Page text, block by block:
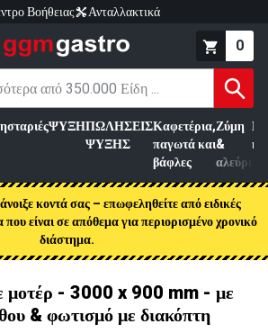
Βοήθειας Ανταλλακτικά
0
ΨΥΞΗΠΩΛΗΣΕΙΣ
ΨΥΞΗΣ
Καφετέρια,
παγωτά και
βάφλες
Ζύμη
&
αλεύρι
κοντά σας – επωφεληθείτε από ειδικές
είναι σε απόθεμα για περιορισμένο χρονικό
διάστημα.
μοτέρ - 3000 x 900 mm - με
& φωτισμό με διακόπτη